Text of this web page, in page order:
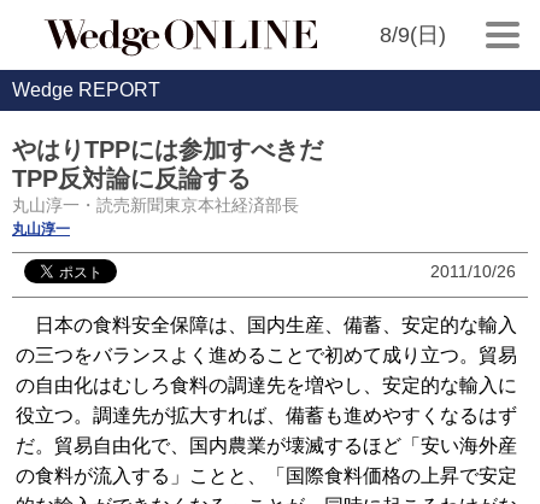
8/9(日)
Wedge REPORT
やはりTPPには参加すべきだ
TPP反対論に反論する
丸山淳一・読売新聞東京本社経済部長
丸山淳一
2011/10/26
日本の食料安全保障は、国内生産、備蓄、安定的な輸入
の三つをバランスよく進めることで初めて成り立つ。貿易
の自由化はむしろ食料の調達先を増やし、安定的な輸入に
役立つ。調達先が拡大すれば、備蓄も進めやすくなるはず
だ。貿易自由化で、国内農業が壊滅するほど「安い海外産
の食料が流入する」ことと、「国際食料価格の上昇で安定